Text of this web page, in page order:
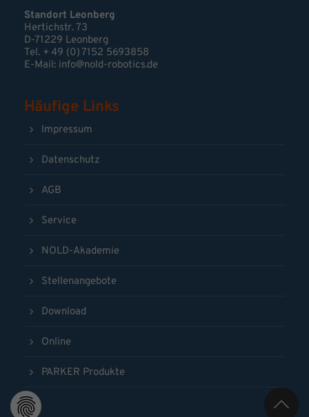
Standort Leonberg
Hertichstr. 73
D-71229 Leonberg
Tel. + 49 (0) 7152 5693858
E-Mail: info@nold-robotics.de
Häufige Links
Impressum
Datenschutz
AGB
Service
NOLD-Akademie
Stellenangebote
Download
Online
PARKER Produkte